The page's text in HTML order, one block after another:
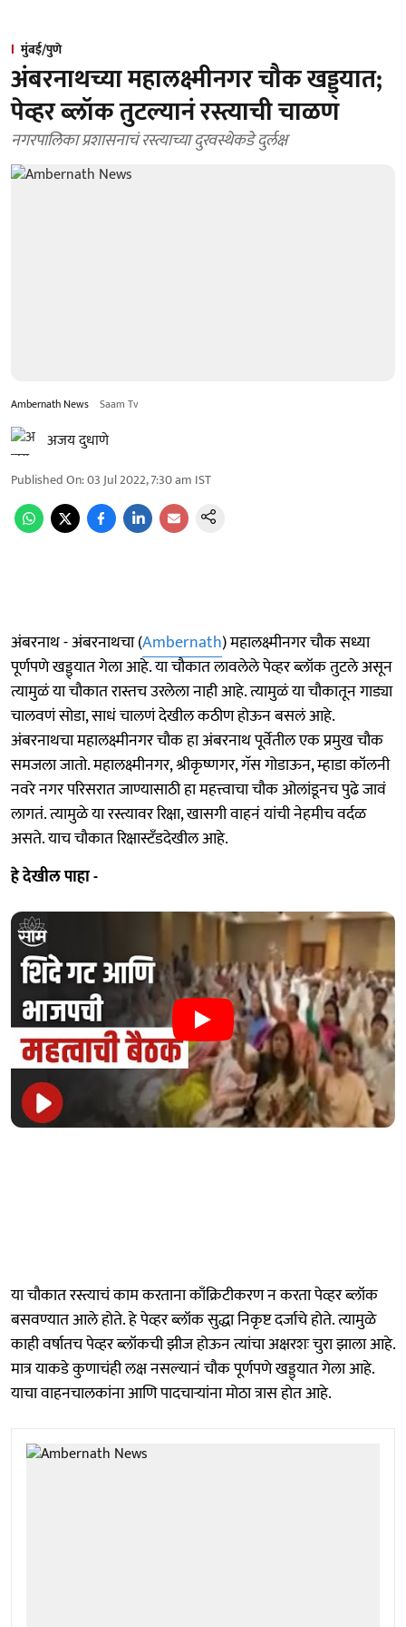
मुंबई/पुणे
अंबरनाथच्या महालक्ष्मीनगर चौक खड्ड्यात;
पेव्हर ब्लॉक तुटल्यानं रस्त्याची चाळण
नगरपालिका प्रशासनाचं रस्त्याच्या दुरवस्थेकडे दुर्लक्ष
Ambernath News Saam Tv
अजय दुधाणे
Published On:03 Jul 2022, 7:30 am IST
अंबरनाथ - अंबरनाथचा (Ambernath) महालक्ष्मीनगर चौक सध्या
पूर्णपणे खड्ड्यात गेला आहे. या चौकात लावलेले पेव्हर ब्लॉक तुटले असून
त्यामुळं या चौकात रास्तच उरलेला नाही आहे. त्यामुळं या चौकातून गाड्या
चालवणं सोडा, साधं चालणं देखील कठीण होऊन बसलं आहे.
अंबरनाथचा महालक्ष्मीनगर चौक हा अंबरनाथ पूर्वेतील एक प्रमुख चौक
समजला जातो. महालक्ष्मीनगर, श्रीकृष्णगर, गॅस गोडाऊन, म्हाडा कॉलनी
नवरे नगर परिसरात जाण्यासाठी हा महत्त्वाचा चौक ओलांडूनच पुढे जावं
लागतं. त्यामुळे या रस्त्यावर रिक्षा, खासगी वाहनं यांची नेहमीच वर्दळ
असते. याच चौकात रिक्षास्टॅंडदेखील आहे.
हे देखील पाहा -
या चौकात रस्त्याचं काम करताना काँक्रिटीकरण न करता पेव्हर ब्लॉक
बसवण्यात आले होते. हे पेव्हर ब्लॉक सुद्धा निकृष्ट दर्जाचे होते. त्यामुळे
काही वर्षातच पेव्हर ब्लॉकची झीज होऊन त्यांचा अक्षरशः चुरा झाला आहे.
मात्र याकडे कुणाचंही लक्ष नसल्यानं चौक पूर्णपणे खड्ड्यात गेला आहे.
याचा वाहनचालकांना आणि पादचाऱ्यांना मोठा त्रास होत आहे.